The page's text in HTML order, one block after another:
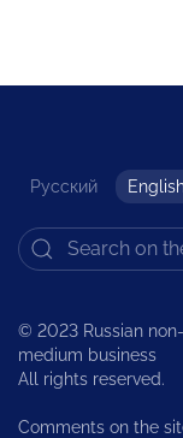
Русский
© 2023 Russian
medium business
All rights reserved.
Comments on the